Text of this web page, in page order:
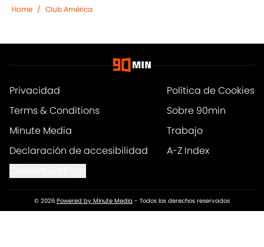
Home / Club América
Privacidad
Política de Cookies
Terms & Conditions
Sobre 90min
Minute Media
Trabajo
Declaración de accesibilidad
A-Z Index
© 2026 Powered by Minute Media - Todos los derechos reservados